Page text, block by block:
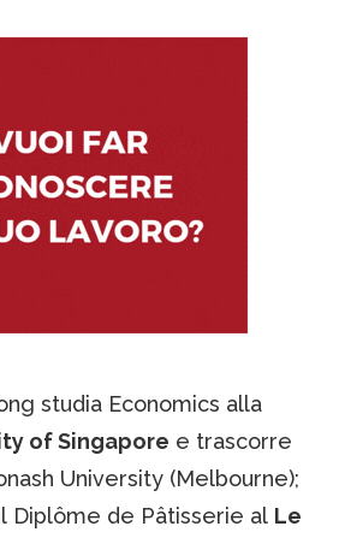
studia Economics alla
of Singapore e trascorre
University (Melbourne);
Diplôme de Pâtisserie al Le